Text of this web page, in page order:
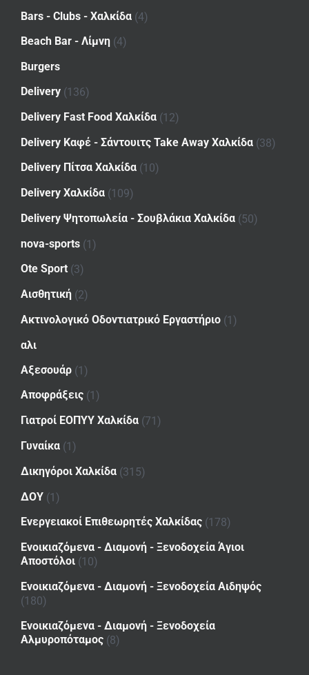
Bars - Clubs - Χαλκίδα (4)
Beach Bar - Λίμνη (4)
Burgers
Delivery (136)
Delivery Fast Food Χαλκίδα (12)
Delivery Καφέ - Σάντουιτς Take Away Χαλκίδα (38)
Delivery Πίτσα Χαλκίδα (10)
Delivery Χαλκίδα (109)
Delivery Ψητοπωλεία - Σουβλάκια Χαλκίδα (50)
nova-sports (1)
Ote Sport (3)
Αισθητική (2)
Ακτινολογικό Οδοντιατρικό Εργαστήριο (1)
αλι
Αξεσουάρ (1)
Αποφράξεις (1)
Γιατροί ΕΟΠΥΥ Χαλκίδα (71)
Γυναίκα (1)
Δικηγόροι Χαλκίδα (315)
ΔΟΥ (1)
Ενεργειακοί Επιθεωρητές Χαλκίδας (178)
Ενοικιαζόμενα - Διαμονή - Ξενοδοχεία Άγιοι
Αποστόλοι (10)
Ενοικιαζόμενα - Διαμονή - Ξενοδοχεία Αιδηψός
(180)
Ενοικιαζόμενα - Διαμονή - Ξενοδοχεία
Αλμυροπόταμος (8)